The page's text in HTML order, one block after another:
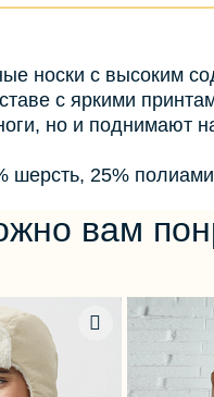
носки с высоким
с яркими
но и поднимают
шерсть, 25%
вам